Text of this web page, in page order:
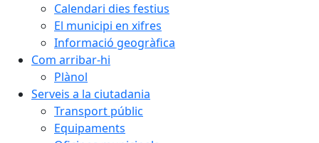
Calendari dies festius
El municipi en xifres
Informació geogràfica
Com arribar-hi
Plànol
Serveis a la ciutadania
Transport públic
Equipaments